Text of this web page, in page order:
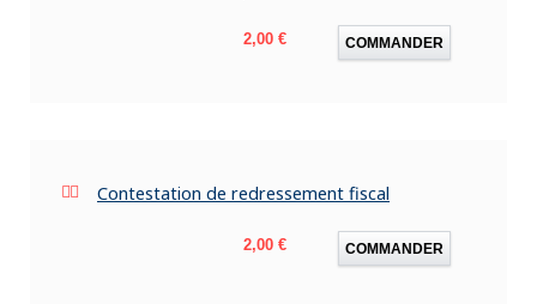
Prix
2,00 € COMMANDER
Contestation de redressement fiscal
Prix
2,00 € COMMANDER